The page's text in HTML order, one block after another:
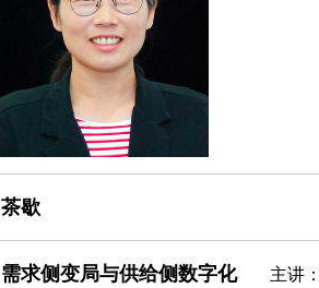
茶歇
需求侧变局与供给侧数字化 主讲